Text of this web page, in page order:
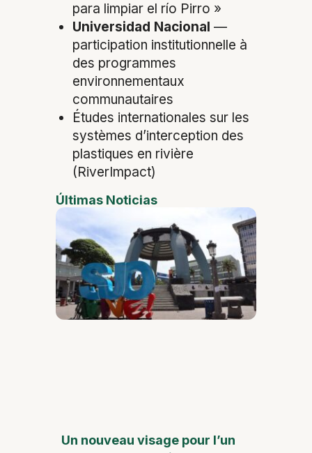
para limpiar el río Pirro »
Universidad Nacional —
participation institutionnelle à
des programmes
environnementaux
communautaires
Études internationales sur les
systèmes d’interception des
plastiques en rivière
(RiverImpact)
Últimas Noticias
Un nouveau visage pour l’un